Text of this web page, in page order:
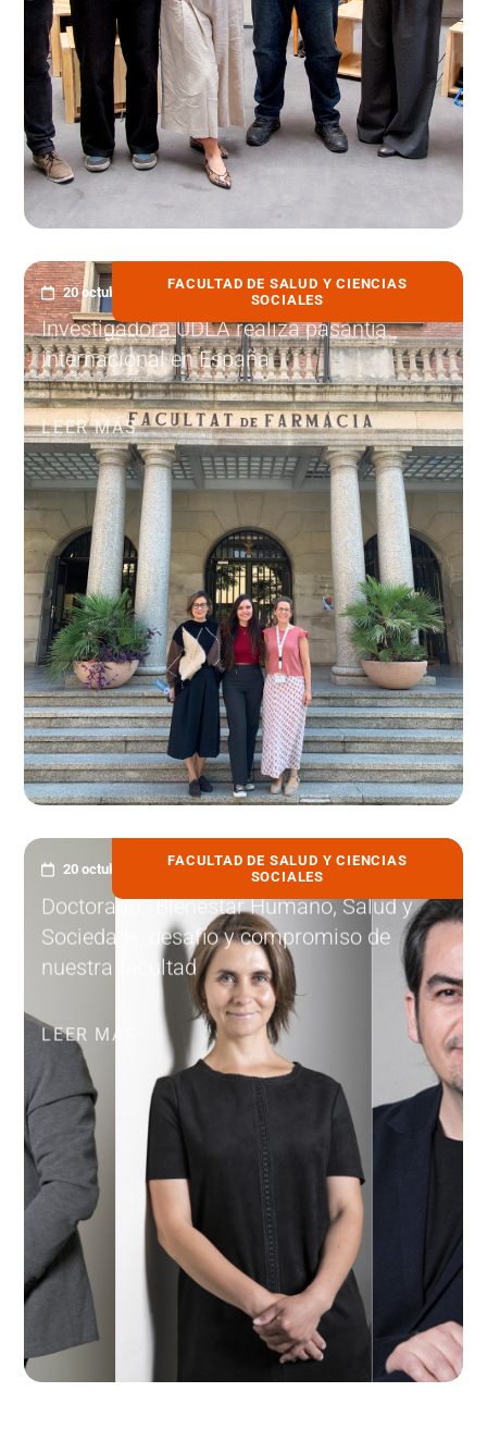
FACULTAD DE SALUD Y CIENCIAS
SOCIALES
20 octubre, 2025
Investigadora UDLA realiza pasantía
internacional en España
LEER MÁS
FACULTAD DE SALUD Y CIENCIAS
SOCIALES
20 octubre, 2025
Doctorado «Bienestar Humano, Salud y
Sociedad», desafío y compromiso de
nuestra facultad
LEER MÁS